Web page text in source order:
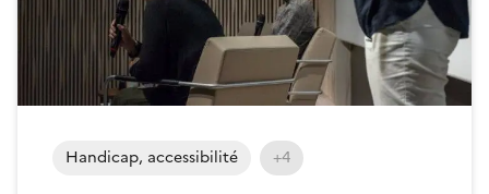
Handicap, accessibilité +4